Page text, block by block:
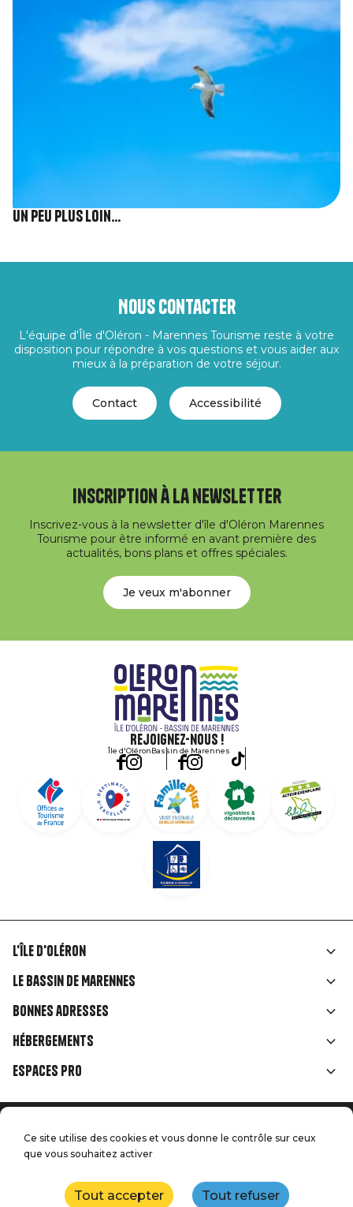
Un peu plus loin...
Nous contacter
L'équipe d'Île d'Oléron - Marennes Tourisme reste à votre
disposition pour répondre à vos questions et vous aider aux
mieux à la préparation de votre séjour.
Contact Accessibilité
Inscription à la newsletter
Inscrivez-vous à la newsletter d'île d'Oléron Marennes
Tourisme pour être informé en avant première des
actualités, bons plans et offres spéciales.
Je veux m'abonner
Rejoignez-nous !
Île d'OléronBassin de Marennes
Liens
rubriques
L'île d'Oléron
Le Bassin de Marennes
Bonnes adresses
Hébergements
Espaces Pro
Menu
Accueil
Mentions légales
Presse
Nous contacter
Plan du site
Ce site utilise des cookies et vous donne le contrôle sur ceux
que vous souhaitez activer
Tout accepter Tout refuser